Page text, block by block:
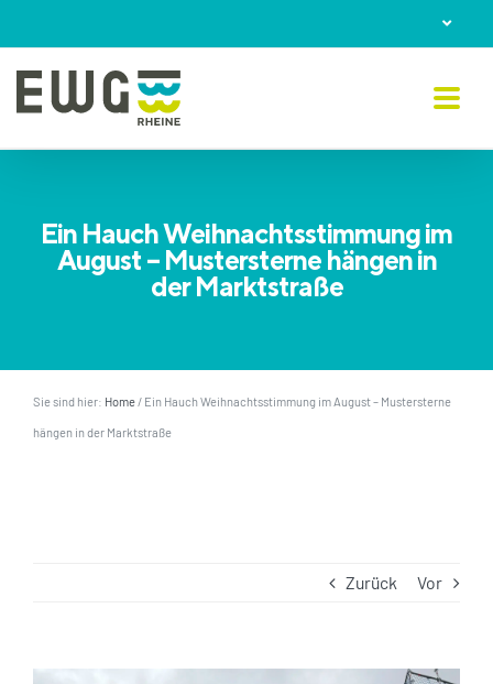
to
content
Ein Hauch Weihnachtsstimmung im
August – Mustersterne hängen in
der Marktstraße
Sie sind hier: Home/ Ein Hauch Weihnachtsstimmung im August – Mustersterne
hängen in der Marktstraße
Zurück Vor